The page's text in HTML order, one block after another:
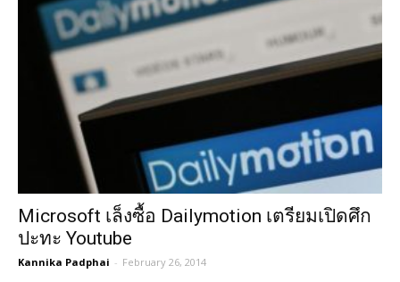
Microsoft เล็งซื้อ Dailymotion เตรียมเปิดศึก
ปะทะ Youtube
Kannika Padphai - February 26, 2014